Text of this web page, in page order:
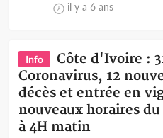
il y a 6 ans
Info
Côte d'Ivoire :
Coronavirus, 12
décès et entrée en
nouveaux horaires
à 4H matin